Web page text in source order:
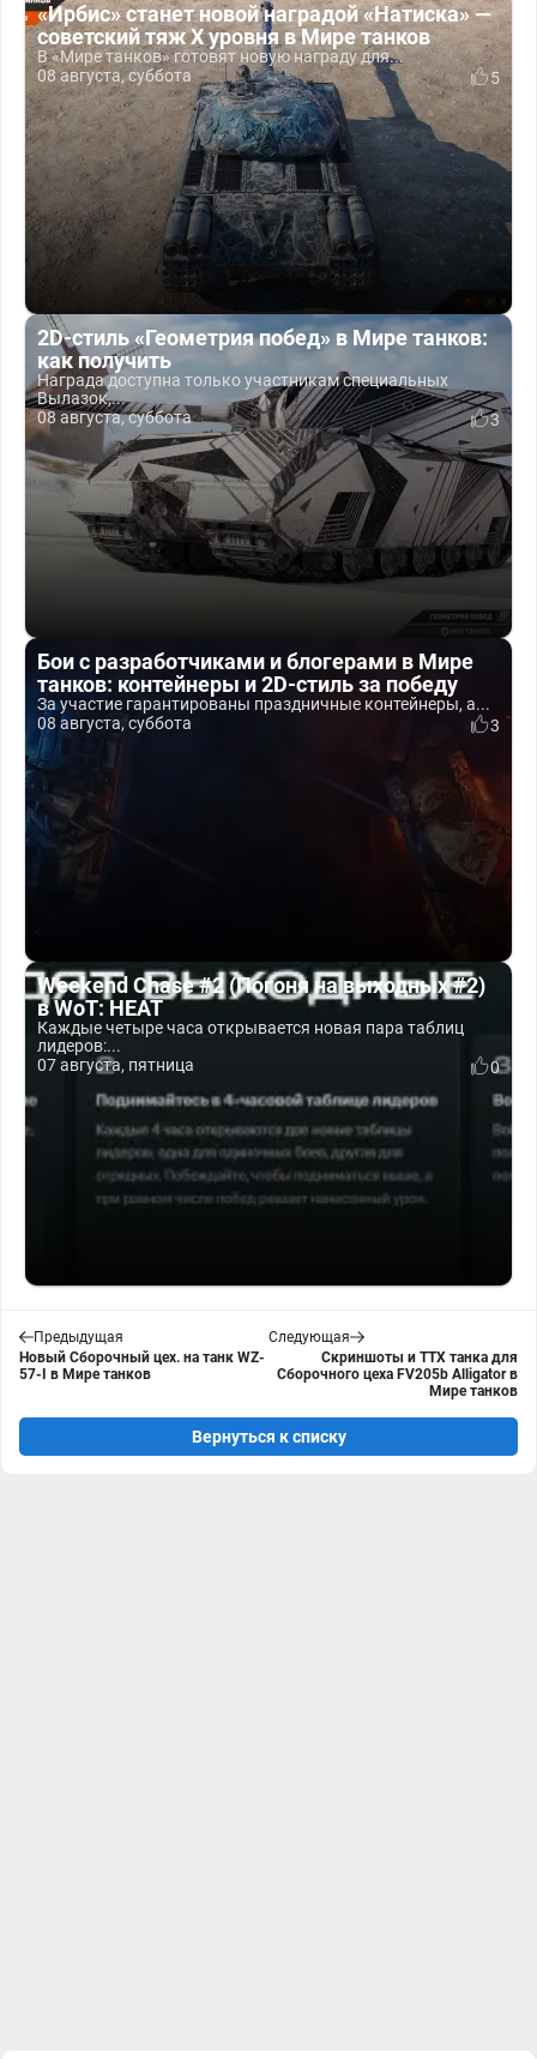
«Ирбис» станет новой наградой «Натиска» —
советский тяж X уровня в Мире танков
В «Мире танков» готовят новую награду для...
08 августа, суббота
5
2D-стиль «Геометрия побед» в Мире танков:
как получить
Награда доступна только участникам специальных
Вылазок,...
08 августа, суббота
3
Бои с разработчиками и блогерами в Мире
танков: контейнеры и 2D-стиль за победу
За участие гарантированы праздничные контейнеры, а...
08 августа, суббота
3
Weekend Chase #2 (Погоня на выходных #2)
в WoT: HEAT
Каждые четыре часа открывается новая пара таблиц
лидеров:...
07 августа, пятница
0
Предыдущая
Новый Сборочный цех. на танк WZ-
57-I в Мире танков
Следующая
Скриншоты и ТТХ танка для
Сборочного цеха FV205b Alligator в
Мире танков
Вернуться к списку